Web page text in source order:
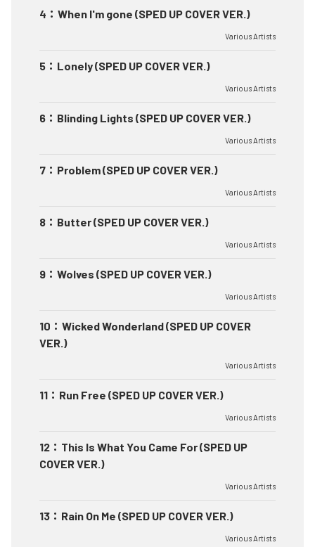
4 ： When I'm gone (SPED UP COVER VER.)
Various Artists
5 ： Lonely (SPED UP COVER VER.)
Various Artists
6 ： Blinding Lights (SPED UP COVER VER.)
Various Artists
7 ： Problem (SPED UP COVER VER.)
Various Artists
8 ： Butter (SPED UP COVER VER.)
Various Artists
9 ： Wolves (SPED UP COVER VER.)
Various Artists
10 ： Wicked Wonderland (SPED UP COVER
VER.)
Various Artists
11 ： Run Free (SPED UP COVER VER.)
Various Artists
12 ： This Is What You Came For (SPED UP
COVER VER.)
Various Artists
13 ： Rain On Me (SPED UP COVER VER.)
Various Artists